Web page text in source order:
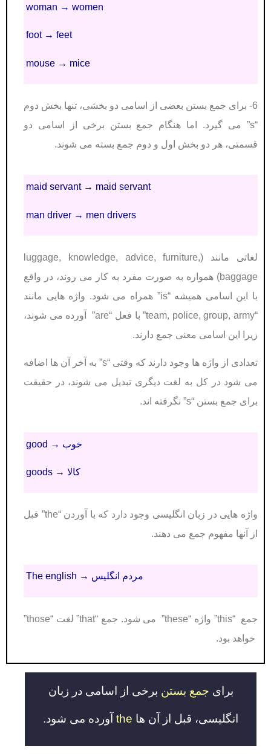
woman → women
foot → feet
mouse → mice
6- برای جمع بستن بعضی از اسامی دو بخشی، تنها بخش دوم
“s” می گیرد. اما هنگام جمع بستن برخی از اسامی دو
قسمتی، هر دو بخش اول و دوم جمع بسته می شوند.
maid servant → maid servant
man driver → men drivers
لغاتی مانند (luggage, knowledge, advice, furniture,
baggage) همواره به صورت مفرد به کار می روند، در واقع
با این اسامی همیشه “is” همراه می شود.
واژه هایی مانند
“team, police, group, army” با فعل “are” آورده می شوند،
زیرا این اسامی معنی جمع دارند.
تعدادی از واژه ها وجود دارند که وقتی “s” به آخر آن ها اضافه
می شود در کل به لغت دیگری تبدیل می شوند، در حقیقت
برای جمع بستن “s” نگرفته اند.
good → خوب
goods → کالا
واژه هایی در زبان انگلیسی وجود دارد که با آوردن “the” قبل
از آنها مفهوم جمع می دهند.
The english → مردم انگلیس
جمع “this” واژه “these” می شود. جمع “that” لغت “those”
خواهد بود.
برای جمع بستن برخی از اسامی در زبان
انگلیسی، قبل از آن ها theآورده می شود.